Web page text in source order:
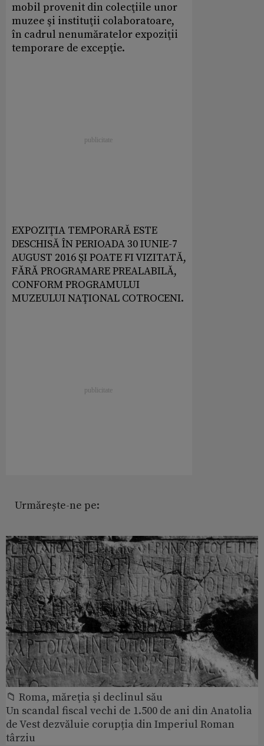
mobil provenit din colecţiile unor
muzee şi instituţii colaboratoare,
în cadrul nenumăratelor expoziţii
temporare de excepţie.
EXPOZIŢIA TEMPORARĂ ESTE
DESCHISĂ ÎN PERIOADA 30 IUNIE-7
AUGUST 2016 ŞI POATE FI VIZITATĂ,
FĂRĂ PROGRAMARE PREALABILĂ,
CONFORM PROGRAMULUI
MUZEULUI NAŢIONAL COTROCENI.
Urmărește-ne pe:
📁 Roma, măreţia şi declinul său
Un scandal fiscal vechi de 1.500 de ani din Anatolia
de Vest dezvăluie corupția din Imperiul Roman
târziu